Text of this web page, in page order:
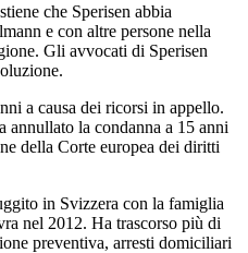
che Sperisen abbia
e con altre persone nella
Gli avvocati di Sperisen
a causa dei ricorsi in appello.
annullato la condanna a 15 anni
della Corte europea dei diritti
in Svizzera con la famiglia
nel 2012. Ha trascorso più di
preventiva, arresti domiciliari